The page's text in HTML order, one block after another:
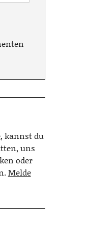
, kannst du
uns
oder
Melde